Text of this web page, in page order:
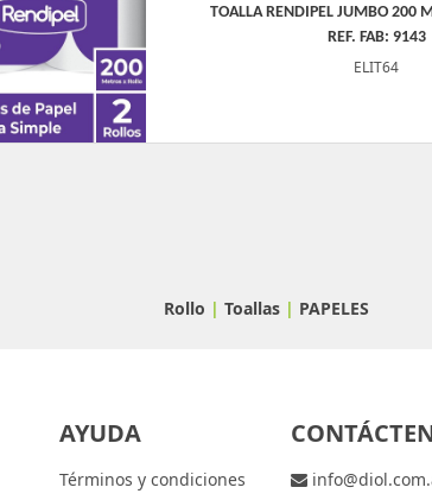
TOALLA RENDIPEL JUMBO 200
REF. FAB: 9143
ELIT64
Rollo | Toallas| PAPELES
AYUDA
Términos y condiciones